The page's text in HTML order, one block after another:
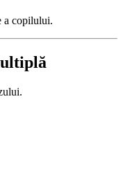
a copilului.